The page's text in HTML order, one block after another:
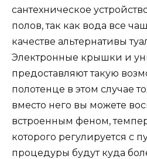
сантехническое
полов, так как вода все
качестве альтернативы
Электронные крышки и
предоставляют такую
полотенце в этом случае
вместо него вы можете
встроенным феном,
которого регулируется с
процедуры будут куда